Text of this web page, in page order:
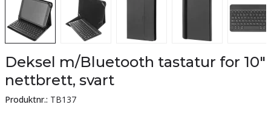
Deksel m/Bluetooth tastatur for 10"
nettbrett, svart
Produktnr.: TB137